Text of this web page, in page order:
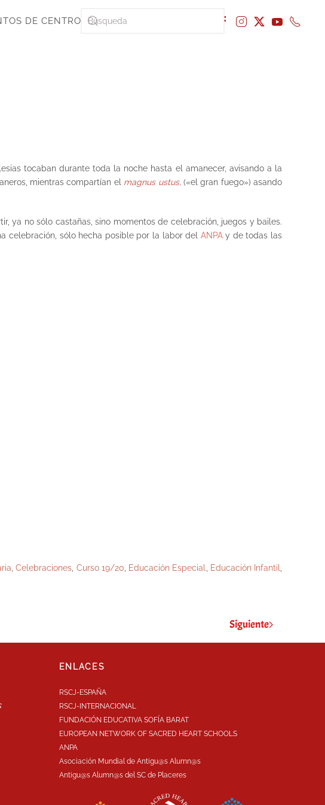
DE CENTRO
tocaban durante toda la noche hasta el amanecer, avisando a la
mientras compartían el magnus ustus, («el gran fuego») asando
ya no sólo castañas, sino momentos de celebración, juegos y bailes.
celebración, sólo hecha posible por la labor del ANPAy de todas las
,Celebraciones Curso 19/20 Educación Especial Educación Infantil
Siguiente
ENLACES
RSCJ-ESPAÑA
RSCJ-INTERNACIONAL
FUNDACIÓN EDUCATIVA SOFÍA BARAT
EUROPEAN NETWORK OF SACRED HEART SCHOOLS
ANPA
Asociación Mundial de Antigu@s Alumn@s
Antigu@s Alumn@s del SC de Placeres